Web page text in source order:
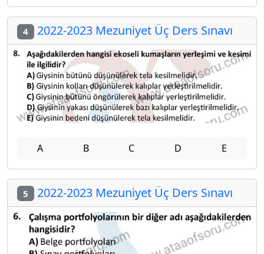
4 2022-2023 Mezuniyet Üç Ders Sınavı
A B C D E
5 2022-2023 Mezuniyet Üç Ders Sınavı